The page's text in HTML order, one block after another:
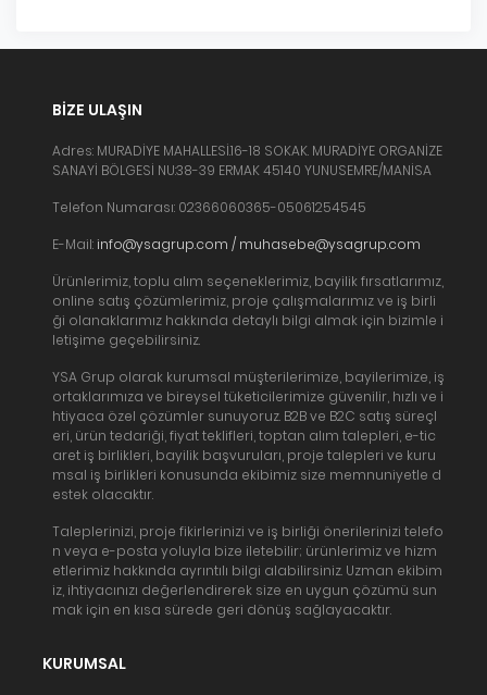
BIZE ULAŞIN
Adres: MURADİYE MAHALLESİ.16-18 SOKAK. MURADİYE ORGANİZE
SANAYİ BÖLGESİ NU:38-39 ERMAK 45140 YUNUSEMRE/MANİSA
Telefon Numarası: 02366060365-05061254545
E-Mail: info@ysagrup.com / muhasebe@ysagrup.com
Ürünlerimiz, toplu alım seçeneklerimiz, bayilik fırsatlarımız,
online satış çözümlerimiz, proje çalışmalarımız ve iş birli
ği olanaklarımız hakkında detaylı bilgi almak için bizimle i
letişime geçebilirsiniz.
YSA Grup olarak kurumsal müşterilerimize, bayilerimize, iş
ortaklarımıza ve bireysel tüketicilerimize güvenilir, hızlı ve i
htiyaca özel çözümler sunuyoruz. B2B ve B2C satış süreçl
eri, ürün tedariği, fiyat teklifleri, toptan alım talepleri, e-tic
aret iş birlikleri, bayilik başvuruları, proje talepleri ve kuru
msal iş birlikleri konusunda ekibimiz size memnuniyetle d
estek olacaktır.
Taleplerinizi, proje fikirlerinizi ve iş birliği önerilerinizi telefo
n veya e-posta yoluyla bize iletebilir; ürünlerimiz ve hizm
etlerimiz hakkında ayrıntılı bilgi alabilirsiniz. Uzman ekibim
iz, ihtiyacınızı değerlendirerek size en uygun çözümü sun
mak için en kısa sürede geri dönüş sağlayacaktır.
KURUMSAL